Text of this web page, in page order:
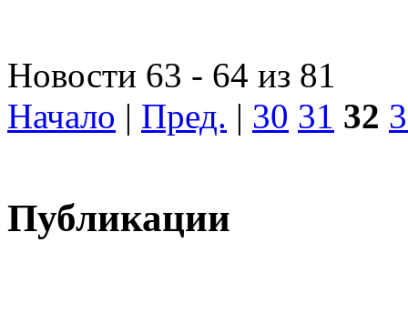
Новости 63 - 64 из 81
Начало | Пред. | 30 31 32
Публикации